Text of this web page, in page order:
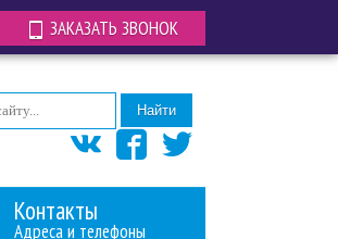
ЗАКАЗАТЬ ЗВОНОК
Найти
Контакты
Адреса и телефоны